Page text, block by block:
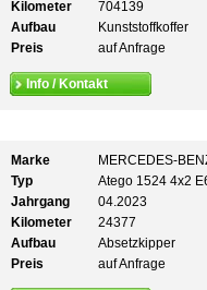
Kilometer
704139
Aufbau
Kunststoffkoffer
Preis
auf Anfrage
Info / Kontakt
Marke
MERCEDES-
Typ
Atego 1524 4x2
Jahrgang
04.2023
Kilometer
24377
Aufbau
Absetzkipper
Preis
auf Anfrage